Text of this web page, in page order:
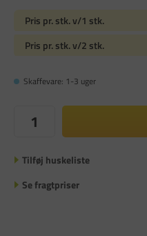
Pris pr. stk. v/1 stk.
Pris pr. stk. v/2 stk.
Skaffevare: 1-3 uger
Tilføj huskeliste
Se fragtpriser